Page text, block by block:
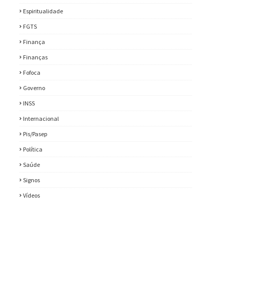
Espiritualidade
FGTS
Finança
Finanças
Fofoca
Governo
INSS
Internacional
Pis/Pasep
Política
Saúde
Signos
Vídeos